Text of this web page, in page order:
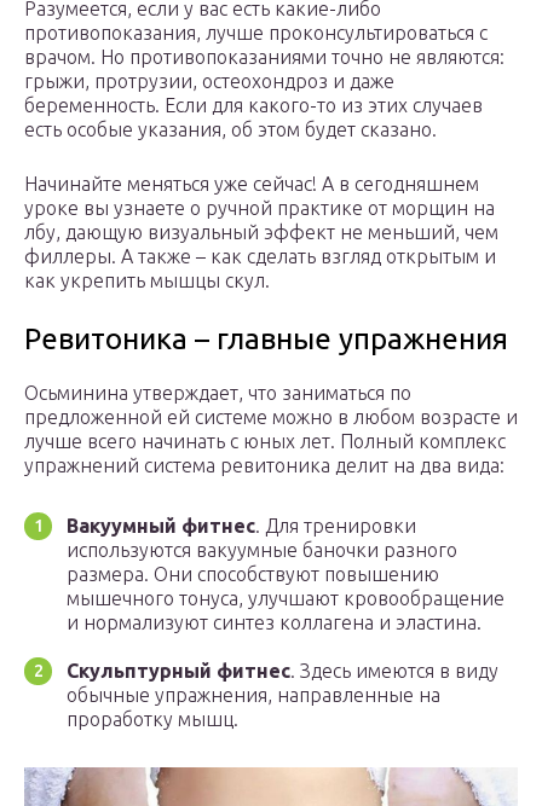
Разумеется, если у вас есть какие-либо
противопоказания, лучше проконсультироваться с
врачом. Но противопоказаниями точно не являются:
грыжи, протрузии, остеохондроз и даже
беременность. Если для какого-то из этих случаев
есть особые указания, об этом будет сказано.
Начинайте меняться уже сейчас! А в сегодняшнем
уроке вы узнаете о ручной практике от морщин на
лбу, дающую визуальный эффект не меньший, чем
филлеры. А также – как сделать взгляд открытым и
как укрепить мышцы скул.
Ревитоника – главные упражнения
Осьминина утверждает, что заниматься по
предложенной ей системе можно в любом возрасте и
лучше всего начинать с юных лет. Полный комплекс
упражнений система ревитоника делит на два вида:
Вакуумный фитнес . Для тренировки
используются вакуумные баночки разного
размера. Они способствуют повышению
мышечного тонуса, улучшают кровообращение
и нормализуют синтез коллагена и эластина.
Скульптурный фитнес . Здесь имеются в виду
обычные упражнения, направленные на
проработку мышц.